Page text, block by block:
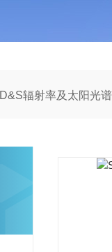
D&S辐射率及太阳光